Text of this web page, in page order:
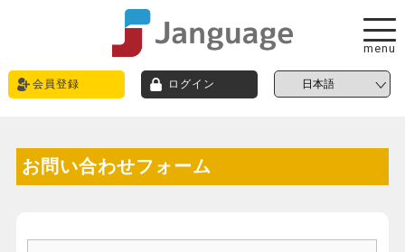
会員登録 ログイン
menu
お問い合わせフォーム